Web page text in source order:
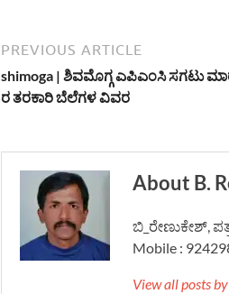
PREVIOUS ARTICLE
shimoga | ಶಿವಮೊಗ್ಗ ಎಪಿಎಂಸಿ ಸಗಟು
ರ ತರಕಾರಿ ಬೆಲೆಗಳ ವಿವರ
About B.
ಬಿ_ರೇಣುಕೇಶ್,
Mobile :
View all posts